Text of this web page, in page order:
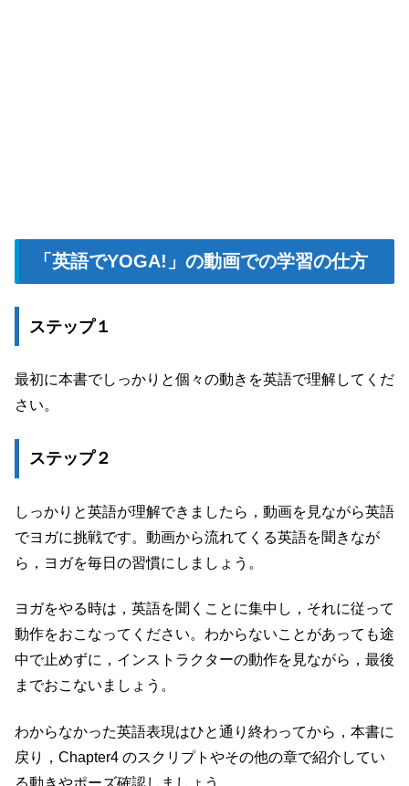
「英語でYOGA!」の動画での学習の仕方
ステップ１
最初に本書でしっかりと個々の動きを英語で理解してくだ
さい。
ステップ２
しっかりと英語が理解できましたら，動画を見ながら英語
でヨガに挑戦です。動画から流れてくる英語を聞きなが
ら，ヨガを毎日の習慣にしましょう。
ヨガをやる時は，英語を聞くことに集中し，それに従って
動作をおこなってください。わからないことがあっても途
中で止めずに，インストラクターの動作を見ながら，最後
までおこないましょう。
わからなかった英語表現はひと通り終わってから，本書に
戻り，Chapter4 のスクリプトやその他の章で紹介してい
る動きやポーズ確認しましょう。